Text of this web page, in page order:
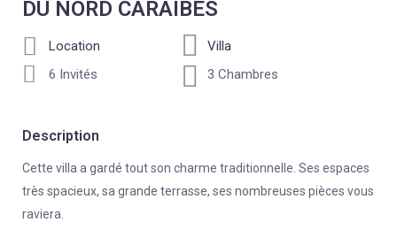
DU NORD CARAIBES
Location
Villa
6 Invités
3 Chambres
Description
Cette villa a gardé tout son charme traditionnelle. Ses espaces
très spacieux, sa grande terrasse, ses nombreuses pièces vous
raviera.